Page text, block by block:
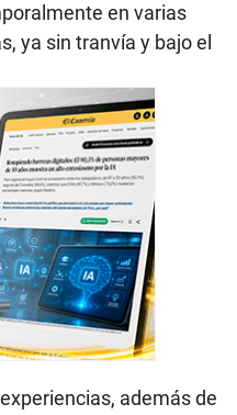
en varias
ya sin tranvía y bajo el
además de